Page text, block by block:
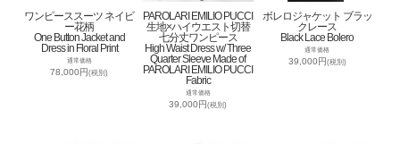
ワンピーススーツ ネイビ
ー花柄
One Button Jacket and
Dress in Floral Print
通常価格
78,000円(税別)
PAROLARI EMILIO PUCCI
生地×ハイウエスト切替
七分丈ワンピース
High Waist Dress w/ Three
Quarter Sleeve Made of
PAROLARI EMILIO PUCCI
Fabric
通常価格
39,000円(税別)
ボレロジャケット ブラッ
クレース
Black Lace Bolero
通常価格
39,000円(税別)